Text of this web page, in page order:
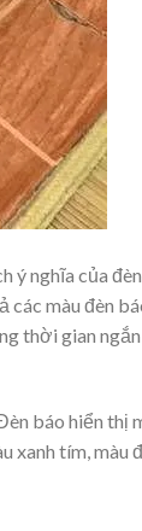
ý nghĩa của đèn
các màu đèn
thời gian
báo hiển thị
xanh tím, màu